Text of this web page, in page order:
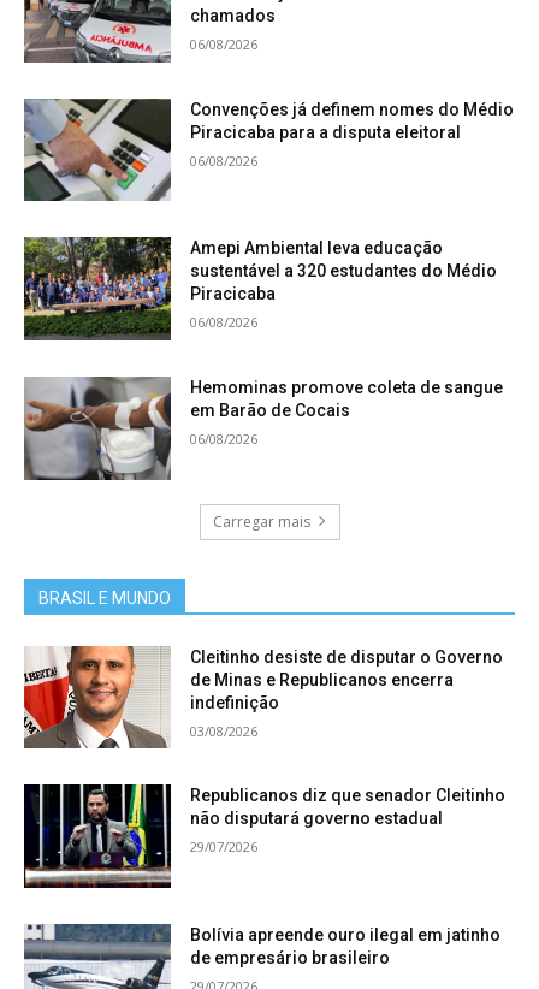
Já a primeira edificação é a Galeria True Rouge,
pernambucano Tunga, morto em 2016.
“O True Rouge é muito simbólico porque não só foi
abraça o pavilhão, mas como tem também a obra
de uma figura muito forte, que é o artista Tunga,
que tinha uma relação muito próxima do Bernardo
do Bernardo para construir Inhotim”, lembrou
Paula.
Brumadinho (MG). Foto: Tomaz Silva/Agência Brasil
chamados
06/08/2026
Convenções já definem nomes do Médio
Piracicaba para a disputa eleitoral
06/08/2026
Amepi Ambiental leva educação
sustentável a 320 estudantes do Médio
Piracicaba
06/08/2026
Hemominas promove coleta de sangue
em Barão de Cocais
06/08/2026
Carregar mais
BRASIL E MUNDO
Cleitinho desiste de disputar o Governo
de Minas e Republicanos encerra
indefinição
03/08/2026
Republicanos diz que senador Cleitinho
não disputará governo estadual
29/07/2026
Bolívia apreende ouro ilegal em jatinho
de empresário brasileiro